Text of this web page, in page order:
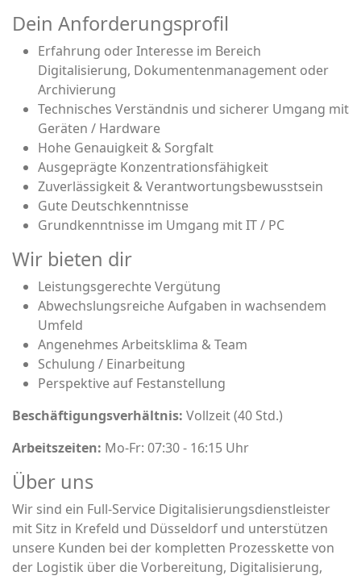
Dein Anforderungsprofil
Erfahrung oder Interesse im Bereich
Digitalisierung, Dokumentenmanagement oder
Archivierung
Technisches Verständnis und sicherer Umgang mit
Geräten / Hardware
Hohe Genauigkeit & Sorgfalt
Ausgeprägte Konzentrationsfähigkeit
Zuverlässigkeit & Verantwortungsbewusstsein
Gute Deutschkenntnisse
Grundkenntnisse im Umgang mit IT / PC
Wir bieten dir
Leistungsgerechte Vergütung
Abwechslungsreiche Aufgaben in wachsendem
Umfeld
Angenehmes Arbeitsklima & Team
Schulung / Einarbeitung
Perspektive auf Festanstellung
Beschäftigungsverhältnis: Vollzeit (40 Std.)
Arbeitszeiten: Mo-Fr: 07:30 - 16:15 Uhr
Über uns
Wir sind ein Full-Service Digitalisierungsdienstleister
mit Sitz in Krefeld und Düsseldorf und unterstützen
unsere Kunden bei der kompletten Prozesskette von
der Logistik über die Vorbereitung, Digitalisierung,